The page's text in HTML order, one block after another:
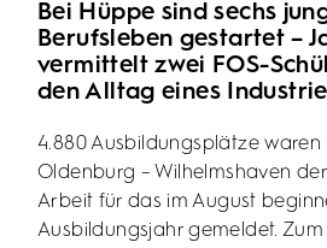
Bei Hüppe sind sechs
Berufsleben gestartet –
vermittelt zwei FOS-
den Alltag eines
4.880 Ausbildungsplätze waren
Oldenburg – Wilhelmshaven
Arbeit für das im August
Ausbildungsjahr gemeldet. Zum